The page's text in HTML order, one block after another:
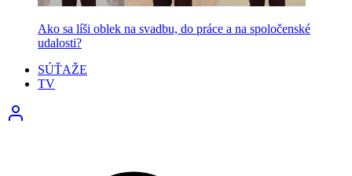
Ako sa líši oblek na svadbu, do práce a na spoločenské
udalosti?
SÚŤAŽE
TV